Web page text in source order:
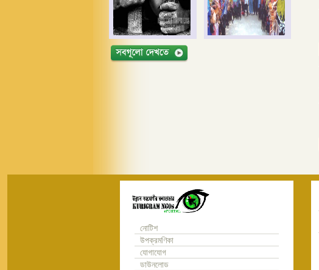
নোটিশ
উপক্রমণিকা
যোগাযোগ
ডাউনলোড